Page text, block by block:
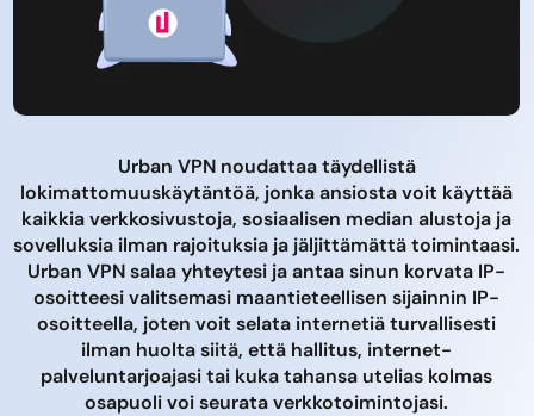
Urban VPN noudattaa täydellistä
lokimattomuuskäytäntöä, jonka ansiosta voit käyttää
kaikkia verkkosivustoja, sosiaalisen median alustoja ja
sovelluksia ilman rajoituksia ja jäljittämättä toimintaasi.
Urban VPN salaa yhteytesi ja antaa sinun korvata IP-
osoitteesi valitsemasi maantieteellisen sijainnin IP-
osoitteella, joten voit selata internetiä turvallisesti
ilman huolta siitä, että hallitus, internet-
palveluntarjoajasi tai kuka tahansa utelias kolmas
osapuoli voi seurata verkkotoimintojasi.